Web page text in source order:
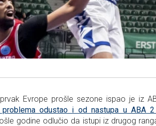
Evrope prošle sezone ispao je iz
problema odustao i od nastupa u ABA
godine odlučio da istupi iz drugog